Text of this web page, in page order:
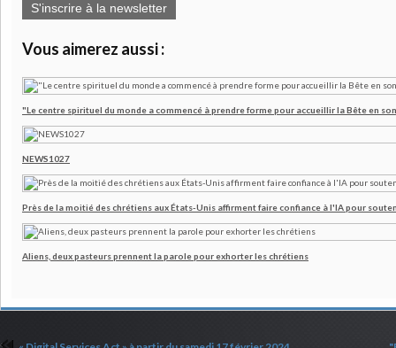
S'inscrire à la newsletter
Vous aimerez aussi :
"Le centre spirituel du monde a commencé à prendre forme pour accueillir la Bête en
NEWS1027
Près de la moitié des chrétiens aux États-Unis affirment faire confiance à l'IA pour
Aliens, deux pasteurs prennent la parole pour exhorter les chrétiens